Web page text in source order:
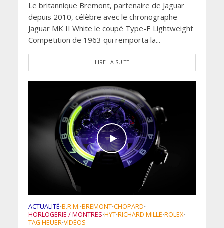
Le britannique Bremont, partenaire de Jaguar
depuis 2010, célèbre avec le chronographe
Jaguar MK II White le coupé Type-E Lightweight
Competition de 1963 qui remporta la...
LIRE LA SUITE
ACTUALITÉ•B.R.M.•BREMONT•CHOPARD•
HORLOGERIE / MONTRES•HYT•RICHARD MILLE•ROLEX•
TAG HEUER•VIDÉOS